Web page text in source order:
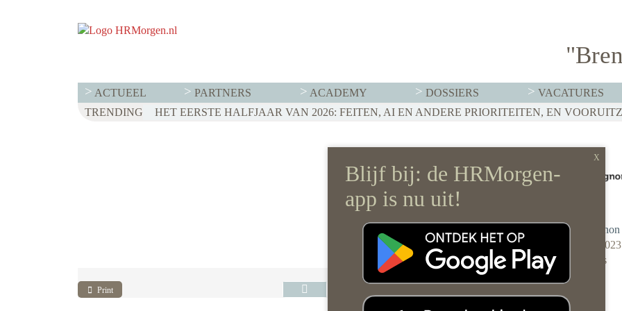
ACTUEEL PARTNERS ACADEMY DOSSIERS VACATURES
TRENDING
WET LOONTRANSPARANTIE: DIT MOET HR NU AL REGELEN
HET EERSTE HALFJAAR VAN 2026: FEITEN, AI EN ANDERE PRIORITEITEN, EN
VOOR EEN SUCCESVOL RESERVISTENBELEID HOEF JE JE ORGANISATIE NIET OP Z’N
Compagnon
30 juni 2023
0 reacties
Print